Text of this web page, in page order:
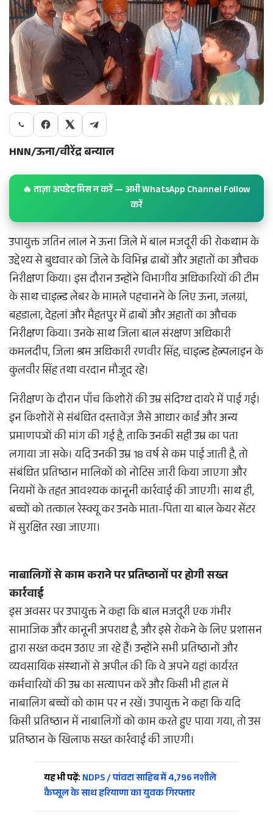
HNN/ऊना/वीरेंद्र बन्याल
🔥 ताज़ा अपडेट मिस न करें — अभी WhatsApp Channel Follow
करें
उपायुक्त जतिन लाल ने ऊना जिले में बाल मजदूरी की रोकथाम के
उद्देश्य से बुधवार को जिले के विभिन्न ढाबों और अहातों का औचक
निरीक्षण किया। इस दौरान उन्होंने विभागीय अधिकारियों की टीम
के साथ चाइल्ड लेबर के मामले पहचानने के लिए ऊना, जलग्रां,
बहडाला, देहलां और मैहतपुर में ढाबों और अहातों का औचक
निरीक्षण किया। उनके साथ जिला बाल संरक्षण अधिकारी
कमलदीप, जिला श्रम अधिकारी रणवीर सिंह, चाइल्ड हेल्पलाइन के
कुलवीर सिंह तथा वरदान मौजूद रहे।
निरीक्षण के दौरान पाँच किशोरों की उम्र संदिग्ध दायरे में पाई गई।
इन किशोरों से संबंधित दस्तावेज़ जैसे आधार कार्ड और अन्य
प्रमाणपत्रों की मांग की गई है, ताकि उनकी सही उम्र का पता
लगाया जा सके। यदि उनकी उम्र 18 वर्ष से कम पाई जाती है, तो
संबंधित प्रतिष्ठान मालिकों को नोटिस जारी किया जाएगा और
नियमों के तहत आवश्यक कानूनी कार्रवाई की जाएगी। साथ ही,
बच्चों को तत्काल रेस्क्यू कर उनके माता-पिता या बाल केयर सेंटर
में सुरक्षित रखा जाएगा।
नाबालिगों से काम कराने पर प्रतिष्ठानों पर होगी सख्त
कार्रवाई
इस अवसर पर उपायुक्त ने कहा कि बाल मजदूरी एक गंभीर
सामाजिक और कानूनी अपराध है, और इसे रोकने के लिए प्रशासन
द्वारा सख्त कदम उठाए जा रहे हैं। उन्होंने सभी प्रतिष्ठानों और
व्यवसायिक संस्थानों से अपील की कि वे अपने यहां कार्यरत
कर्मचारियों की उम्र का सत्यापन करें और किसी भी हाल में
नाबालिग बच्चों को काम पर न रखें। उपायुक्त ने कहा कि यदि
किसी प्रतिष्ठान में नाबालिगों को काम करते हुए पाया गया, तो उस
प्रतिष्ठान के खिलाफ सख्त कार्रवाई की जाएगी।
यह भी पढ़ें: NDPS / पांवटा साहिब में 4,796 नशीले
कैप्सूल के साथ हरियाणा का युवक गिरफ्तार